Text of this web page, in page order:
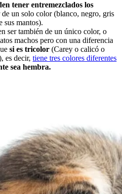
tener entremezclados los
de un solo color (blanco, negro, gris
sus mantos).
ser también de un único color, o
machos pero con una diferencia
si es tricolor (Carey o calicó o
es decir, tiene tres colores diferentes
sea hembra.